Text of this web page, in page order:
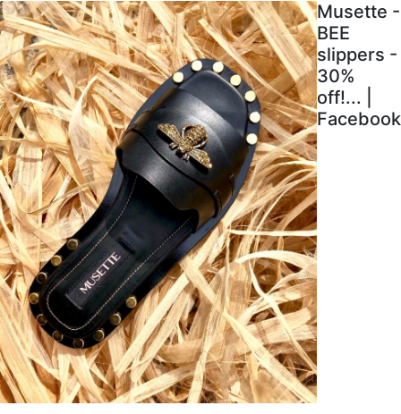
Musette -
BEE
slippers -
30%
off!... |
Facebook